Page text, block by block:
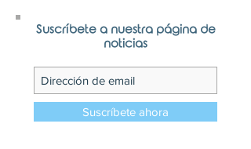
Suscríbete a nuestra página de
noticias
Suscríbete ahora